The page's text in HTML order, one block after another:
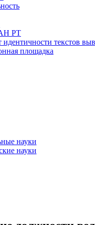
РТ
текстов
площадка
науки
науки